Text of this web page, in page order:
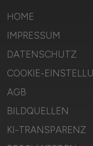
HOME
IMPRESSUM
DATENSCHUTZ
COOKIE-
AGB
BILDQUELLEN
KI-TRANSPARENZ